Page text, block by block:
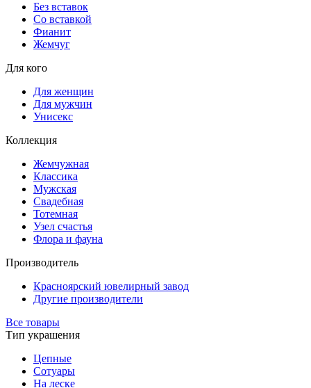
Без вставок
Со вставкой
Фианит
Жемчуг
Для кого
Для женщин
Для мужчин
Унисекс
Коллекция
Жемчужная
Классика
Мужская
Свадебная
Тотемная
Узел счастья
Флора и фауна
Производитель
Красноярский ювелирный завод
Другие производители
Все товары
Тип украшения
Цепные
Сотуары
На леске